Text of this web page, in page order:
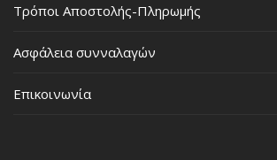
Τρόποι Αποστολής-Πληρωμής
Ασφάλεια συνναλαγών
Επικοινωνία